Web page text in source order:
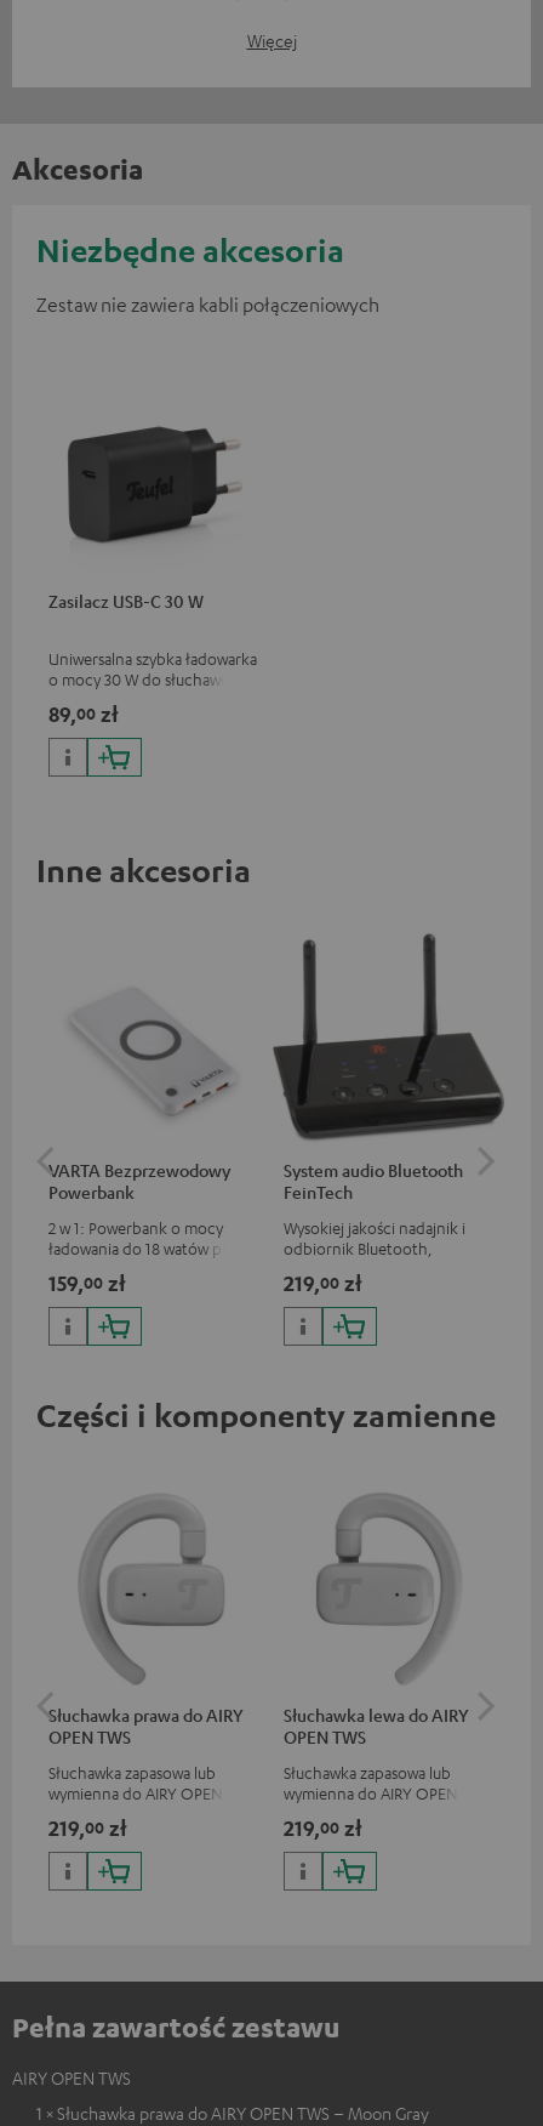
Więcej
Akcesoria
Niezbędne akcesoria
Zestaw nie zawiera kabli połączeniowych
Zasilacz USB-C 30 W
Uniwersalna szybka ładowarka
o mocy 30 W do słuchawek i
także iPhone'ów marki Apple,
smartfonów z systemem
Android, tabletów i urządzeń
ze złączem USB-C
89,00 zł
Inne akcesoria
VARTA Bezprzewodowy
Powerbank
2 w 1: Powerbank o mocy
ładowania do 18 watów przez
ładowarka o mocy ładowania
do 10 watów
159,00 zł
System audio Bluetooth
FeinTech
Wysokiej jakości nadajnik i
odbiornik Bluetooth,
słuchawek Teufel Bluetooth
lub kompletnych systemów
audio oraz soundbarów
219,00 zł
Części i komponenty zamienne
Słuchawka prawa do AIRY
OPEN TWS
Słuchawka zapasowa lub
wymienna do AIRY OPEN TWS
219,00 zł
Słuchawka lewa do AIRY
OPEN TWS
Słuchawka zapasowa lub
wymienna do AIRY OPEN TWS
219,00 zł
Pełna zawartość zestawu
AIRY OPEN TWS
1 × Słuchawka prawa do AIRY OPEN TWS – Moon Gray